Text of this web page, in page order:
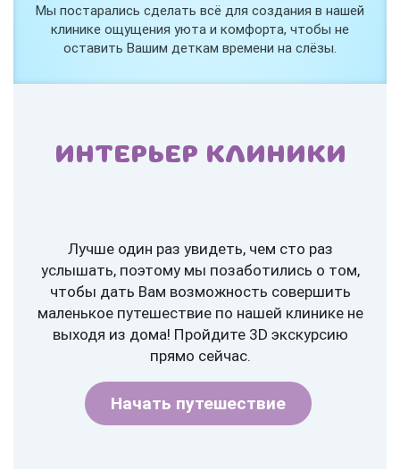
Мы постарались сделать всё для создания в нашей
клинике ощущения уюта и комфорта, чтобы не
оставить Вашим деткам времени на слёзы.
ИНТЕРЬЕР КЛИНИКИ
Лучше один раз увидеть, чем сто раз
услышать, поэтому мы позаботились о том,
чтобы дать Вам возможность совершить
маленькое путешествие по нашей клинике не
выходя из дома! Пройдите 3D экскурсию
прямо сейчас.
Начать путешествие